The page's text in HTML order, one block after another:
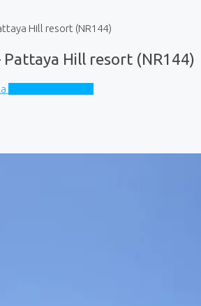
Hill resort (NR144)
Hill resort (NR144)